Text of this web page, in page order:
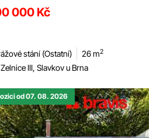
000 Kč
stání (Ostatní) 26 m2
Zelnice III, Slavkov u Brna
od 07. 08. 2026